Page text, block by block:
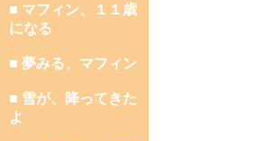
■ マフィン、１１歳
になる
■ 夢みる、マフィン
■ 雪が、降ってきた
よ